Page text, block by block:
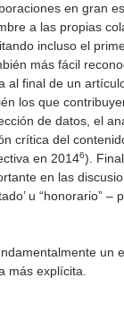
en gran
a las propias
incluso el
más fácil
final de un
los que
de datos, el
crítica del
en 20146).
en las
u “honorario”
un
más explícita.